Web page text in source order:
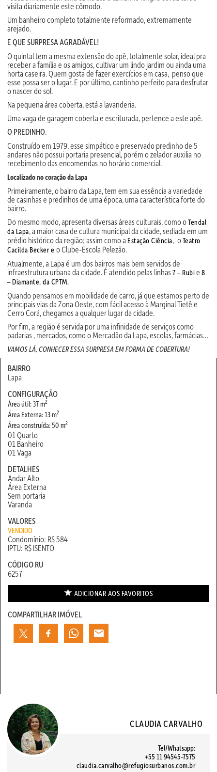
visita diariamente este cômodo.
Um banheiro completo totalmente reformado, extremamente
arejado.
E QUE SURPRESA AGRADÁVEL!
O quintal tem a mesma extensão do apê, totalmente solar, ideal pra
receber a família e os amigos, cultivar um lindo jardim ou ainda uma
horta caseira. Quem gosta de fazer exercícios em casa, penso que
esse possa ser o lugar. E por último, cantinho perfeito para desfrutar
o nascer do sol.
Na pequena área coberta, está a lavanderia.
Uma vaga de garagem coberta e escriturada, pertence a este apê.
O PREDINHO.
Construído em 1979, esse simpático e preservado predinho de 5
andares não possui portaria presencial, porém o zelador auxilia no
recebimento das encomendas no horário comercial.
Localizado no coração da Lapa
Primeiramente, o bairro da Lapa, tem em sua essência a variedade
de casinhas e predinhos de uma época, uma característica forte do
bairro.
Do mesmo modo, apresenta diversas áreas culturais, como oTendal
da Lapa, a maior casa de cultura municipal da cidade, sediada em um
prédio histórico da região; assim como a Estação Ciência, oTeatro
Cacilda Becker e o Clube-Escola Pelezão.
Atualmente, a Lapa é um dos bairros mais bem servidos de
infraestrutura urbana da cidade. É atendido pelas linhas7 – Rubie 8
– Diamante, da CPTM.
Quando pensamos em mobilidade de carro, já que estamos perto de
principais vias da Zona Oeste, com fácil acesso à Marginal Tietê e
Cerro Corá, chegamos a qualquer lugar da cidade.
Por fim, a região é servida por uma infinidade de serviços como
padarias , mercados, como o Mercadão da Lapa, escolas, farmácias…
VAMOS LÁ, CONHECER ESSA SURPRESA EM FORMA DE COBERTURA!
BAIRRO
Lapa
CONFIGURAÇÃO
Área útil: 37 m2
Área Externa: 13 m2
Área construída: 50 m2
01 Quarto
01 Banheiro
01 Vaga
DETALHES
Andar Alto
Área Externa
Sem portaria
Varanda
VALORES
VENDIDO
Condomínio: R$ 584
IPTU: R$ ISENTO
CÓDIGO RU
6257
ADICIONAR AOS FAVORITOS
COMPARTILHAR IMÓVEL
CLAUDIA CARVALHO
Tel/Whatsapp:
+55 11 94545-7575
claudia.carvalho@refugiosurbanos.com.br